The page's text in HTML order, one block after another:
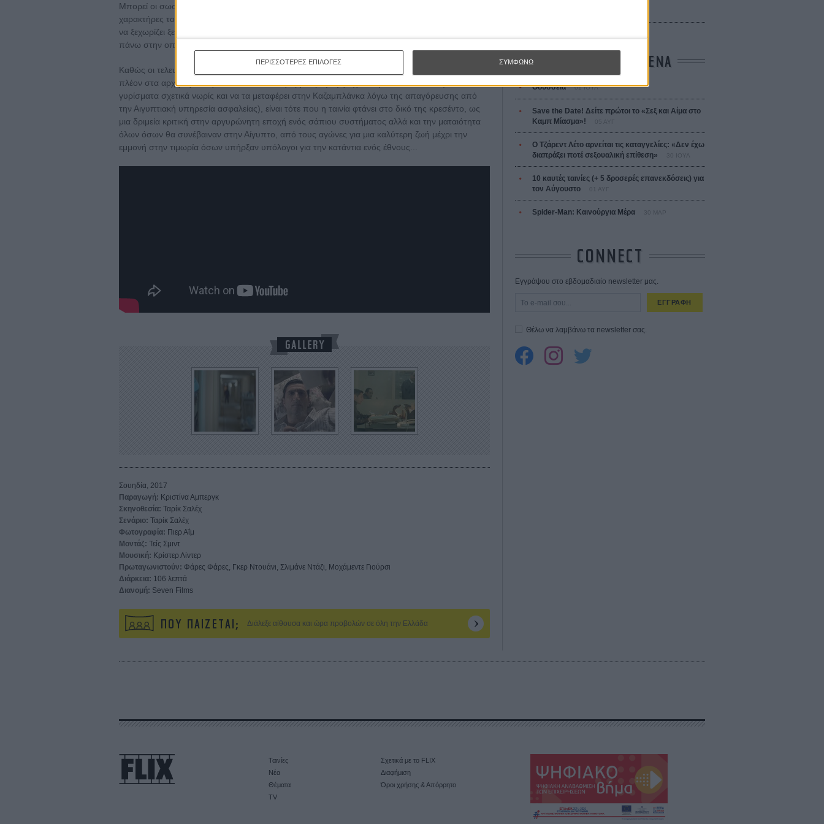
ΠΕΡΙΣΣΟΤΕΡΕΣ ΕΠΙΛΟΓΕΣ ΣΥΜΦΩΝΩ
Μπορεί οι σωστές δόσεις αγωνίας και μυστηρίου να διαταράσσονται συνεχώς, αλλά οι
χαρακτήρες του καταφέρνουν να ξεφύγουν από τα όρια της καρικατούρας με τον Φαρές Φαρές
να ξεχωρίζει ξεκάθαρα στο ρόλο του Νορεντίν, με την λεπτή γραμμή κυνισμού και ανθρωπιάς
πάνω στην οποία περπατάει σε όλη τη διάρκεια της ταινίας.
Καθώς οι τελευταίες σκηνές της αρχίζουν να ξετυλίγονται μπροστά σου, με το Κάιρο να βρίσκεται
πλέον στα αρχή της δικής του Επανάστασης (η παραγωγή είχε αναγκαστεί να διακόψει τα
γυρίσματα σχετικά νωρίς και να τα μεταφέρει στην Καζαμπλάνκα λόγω της απαγόρευσης από
την Αιγυπτιακή υπηρεσία ασφαλείας), είναι τότε που η ταινία φτάνει στο δικό της κρεσέντο, ως
μια δριμεία κριτική στην αργυρώνητη εποχή ενός σάπιου συστήματος αλλά και την ματαιότητα
όλων όσων θα συνέβαιναν στην Αίγυπτο, από τους αγώνες για μια καλύτερη ζωή μέχρι την
εμμονή στην τιμωρία όσων υπήρξαν υπόλογοι για την κατάντια ενός έθνους...
Σουηδία, 2017
Παραγωγή: Κριστίνα Αμπεργκ
Σκηνοθεσία: Ταρίκ Σαλέχ
Σενάριο: Ταρίκ Σαλέχ
Φωτογραφία: Πιερ Αΐμ
Μοντάζ: Τείς Σμιντ
Μουσική: Κρίστερ Λίντερ
Πρωταγωνιστούν: Φάρες Φάρες, Γκερ Ντουάνι, Σλιμάνε Ντάζι, Μοχάμεντε Γιούρσι
Διάρκεια: 106 λεπτά
Διανομή: Seven Films
ΠΟΥ ΠΑΙΖΕΤΑΙ; Διάλεξε αίθουσα και ώρα προβολών σε όλη την Ελλάδα
ΤΑ ΠΙΟ ΔΙΑΒΑΣΜΕΝΑ
Οδύσσεια 01 ΙΟΥΛ
Save the Date! Δείτε πρώτοι το «Σεξ και Αίμα στο
Καμπ Μίασμα»!
Ο Τζάρεντ Λέτο αρνείται τις καταγγελίες: «Δεν έχω
διαπράξει ποτέ σεξουαλική επίθεση»
10 καυτές ταινίες (+ 5 δροσερές επανεκδόσεις) για
τον Αύγουστο
Spider-Man: Καινούργια Μέρα 30 ΜΑΡ
CONNECT
Εγγράψου στο εβδομαδιαίο newsletter μας.
ΕΓΓΡΑΦΗ
Θέλω να λαμβάνω τα newsletter σας.
Ταινίες
Νέα
Θέματα
TV
Σχετικά με το FLIX
Διαφήμιση
Όροι χρήσης & Απόρρητο